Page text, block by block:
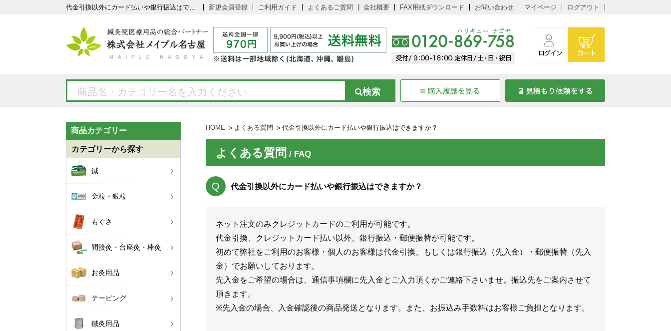
代金引換以外にカード払いや銀行振込はできますか？ 新規会員登録 ご利用ガイド よくあるご質問 会社概要 FAX用紙ダウンロード お問い合わせ マイページ ログアウト
HOME よくある質問 代金引換以外にカード払いや銀行振込はできますか？
よくある質問 / FAQ
代金引換以外にカード払いや銀行振込はできますか？
ネット注文のみクレジットカードのご利用が可能です。
代金引換、クレジットカード払い以外、銀行振込・郵便振替が可能です。
初めて弊社をご利用のお客様・個人のお客様は代金引換、もしくは銀行振込（先入金）・郵便振替（先入
金）でお願いしております。
先入金をご希望の場合は、通信事項欄に先入金とご入力頂くかご連絡下さいませ。振込先をご案内させて
頂きます。
※先入金の場合、入金確認後の商品発送となります。また、お振込み手数料はお客様ご負担となります。
商品カテゴリー
カテゴリーから探す
鍼
金粒・銀粒
もぐさ
間接灸・台座灸・棒灸
お灸用品
テーピング
鍼灸用品